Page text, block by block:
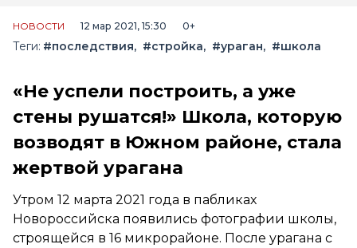
НОВОСТИ 12 мар 2021, 15:30 0+
Теги: #последствия #стройка #ураган #школа
«Не успели построить, а уже
стены рушатся!» Школа, которую
возводят в Южном районе, стала
жертвой урагана
Утром 12 марта 2021 года в пабликах
Новороссийска появились фотографии школы,
строящейся в 16 микрорайоне. После урагана с